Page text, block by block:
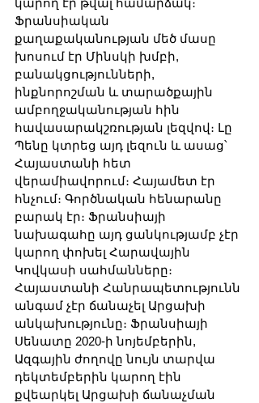
կարող էր թվալ համարձակ։
Ֆրանսիական
քաղաքականության մեծ մասը
խոսում էր Մինսկի խմբի,
բանակցությունների,
ինքնորոշման և տարածքային
ամբողջականության հին
հավասարակշռության լեզվով։ Լը
Պենը կտրեց այդ լեզուն և ասաց՝
Հայաստանի հետ
վերամիավորում։ Հայամետ էր
հնչում։ Գործնական հենարանը
բարակ էր։ Ֆրանսիայի
նախագահը այդ ցանկությամբ չէր
կարող փոխել Հարավային
Կովկասի սահմանները։
Հայաստանի Հանրապետությունն
անգամ չէր ճանաչել Արցախի
անկախությունը։ Ֆրանսիայի
Սենատը 2020-ի նոյեմբերին,
Ազգային ժողովը նույն տարվա
դեկտեմբերին կարող էին
քվեարկել Արցախի ճանաչման